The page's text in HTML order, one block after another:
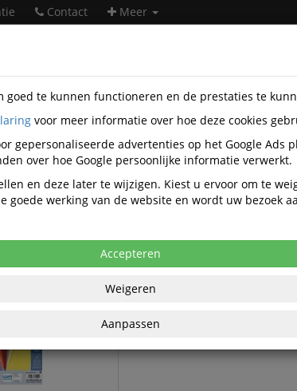
Contact Meer
Folia
Folia papierwaren
Folia Golfkarton
goed te kunnen functioneren en de prestaties te
voor meer informatie over hoe deze cookies
gepersonaliseerde advertenties op het Google Ads
over hoe Google persoonlijke informatie verwerkt.
en deze later te wijzigen. Kiest u ervoor om te
goede werking van de website en wordt uw bezoek
Accepteren
Weigeren
Aanpassen